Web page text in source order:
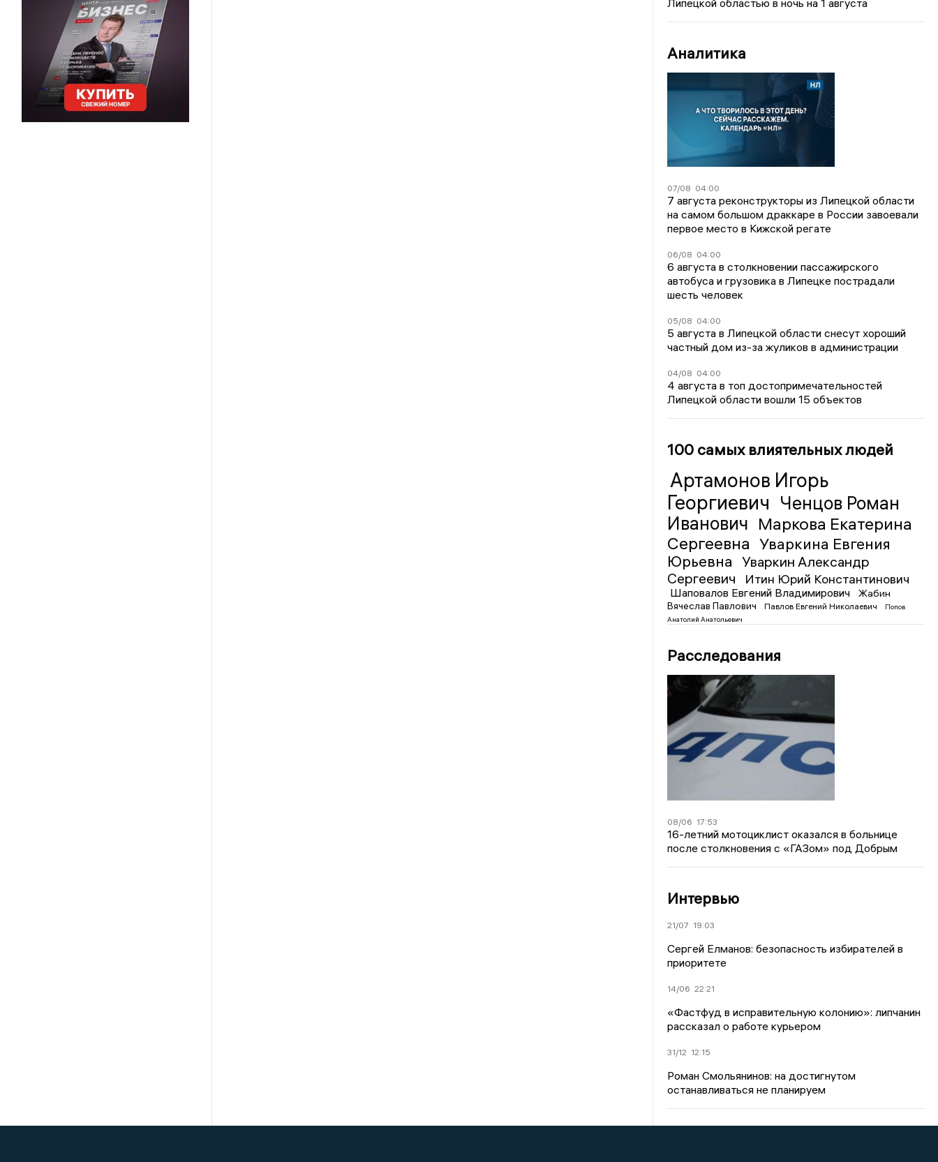
Липецкой областью в ночь на 1 августа
Аналитика
07/08 04:00
7 августа реконструкторы из Липецкой области
на самом большом драккаре в России завоевали
первое место в Кижской регате
06/08 04:00
6 августа в столкновении пассажирского
автобуса и грузовика в Липецке пострадали
шесть человек
05/08 04:00
5 августа в Липецкой области снесут хороший
частный дом из-за жуликов в администрации
04/08 04:00
4 августа в топ достопримечательностей
Липецкой области вошли 15 объектов
100 самых влиятельных людей
Артамонов Игорь
Георгиевич Ченцов Роман
Иванович Маркова Екатерина
Сергеевна Уваркина Евгения
Юрьевна
Уваркин Александр
Сергеевич
Итин Юрий Константинович
Шаповалов Евгений Владимирович
Жабин
Вячеслав Павлович
Павлов Евгений Николаевич
Попов
Анатолий Анатольевич
Расследования
08/06 17:53
16-летний мотоциклист оказался в больнице
после столкновения с «ГАЗом» под Добрым
Интервью
21/07 19:03
Сергей Елманов: безопасность избирателей в
приоритете
14/06 22:21
«Фастфуд в исправительную колонию»: липчанин
рассказал о работе курьером
31/12 12:15
Роман Смольянинов: на достигнутом
останавливаться не планируем